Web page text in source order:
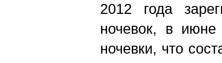
2012 года
ночевок, в
ночевки, что